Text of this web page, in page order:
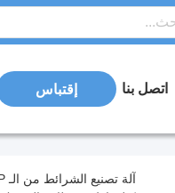
اتصل بنا إقتباس